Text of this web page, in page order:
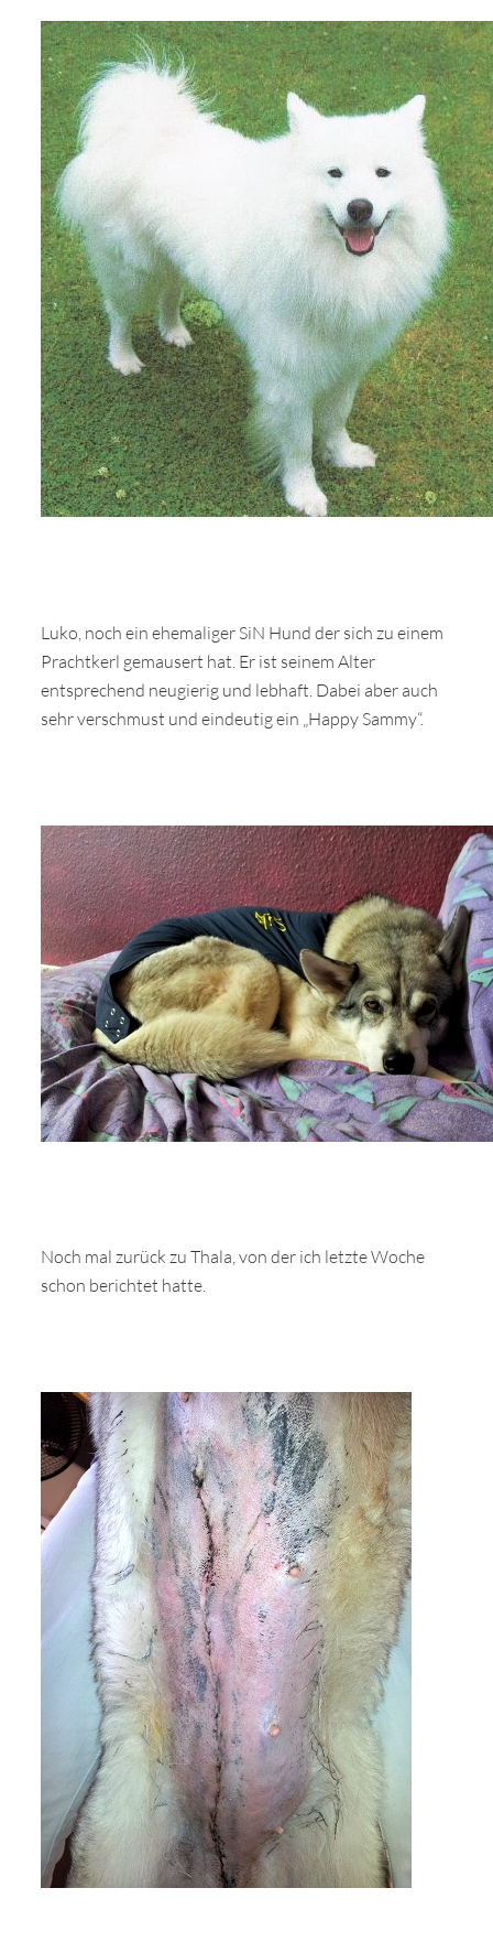
Luko, noch ein ehemaliger SiN Hund der sich zu einem
Prachtkerl gemausert hat. Er ist seinem Alter
entsprechend neugierig und lebhaft. Dabei aber auch
sehr verschmust und eindeutig ein „Happy Sammy“.
Noch mal zurück zu Thala, von der ich letzte Woche
schon berichtet hatte.